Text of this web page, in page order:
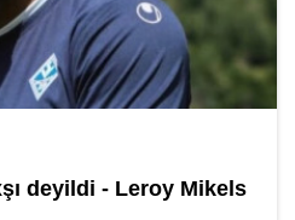
deyildi - Leroy Mikels